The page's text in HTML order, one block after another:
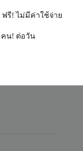
ฟรี! ไม่มีค่าใช้จ่าย
คน! ต่อวัน